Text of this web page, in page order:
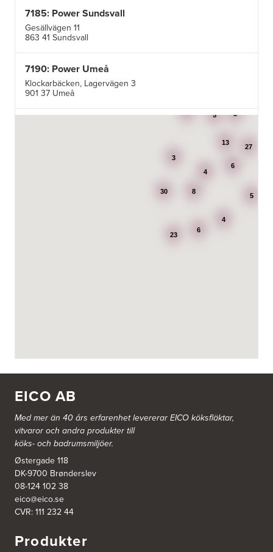
7185: Power Sundsvall
Gesällvägen 11
863 41 Sundsvall
7190: Power Umeå
Klockarbäcken, Lagervägen 3
901 37 Umeå
AB Karl Hedin Bygghandel - Edsbyn
431 53 Mölndal
Tel.:31864380
Ballingslöv Arninge
Hantverkarvägen 14
187 66 Täby
Tel.:0046-86300150
http://www.ballingslov.se
Ballingslöv Borås
Tel.:0046-333232502
23
30
27
8
4
6
6
13
3
4
5
3
5
EICO AB
Med mer än 40 års erfarenhet levererar EICO köksfläktar,
vitvaror och andra produkter till
köks- och badrumsmiljöer.
Østergade 118
DK-9700 Brønderslev
08-124 102 38
eico@eico.se
CVR: 111 232 44
Produkter